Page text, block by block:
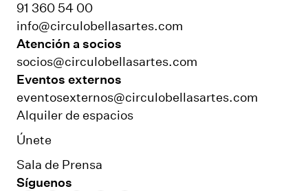
91 360 54 00
info@circulobellasartes.com
Atención a socios
socios@circulobellasartes.com
Eventos externos
eventosexternos@circulobellasartes.com
Alquiler de espacios
Únete
Sala de Prensa
Síguenos